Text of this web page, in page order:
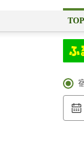
TOP